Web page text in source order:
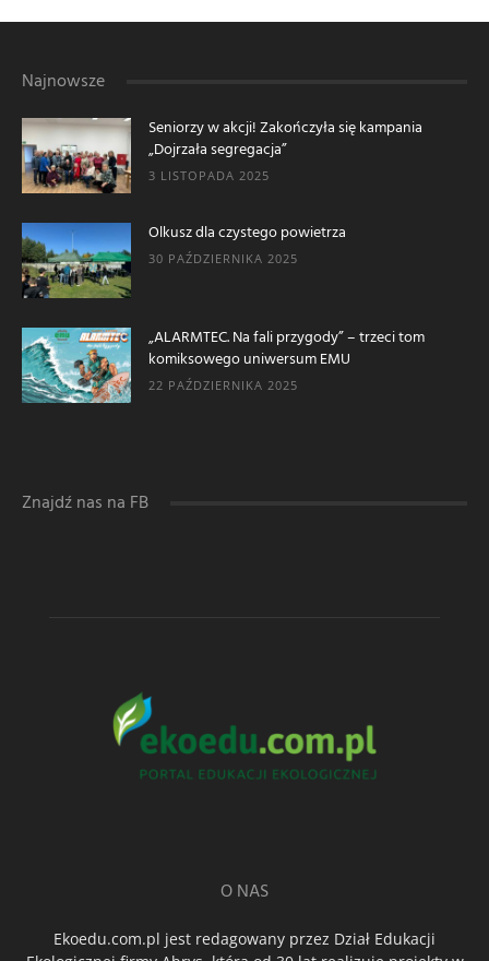
Najnowsze
Seniorzy w akcji! Zakończyła się kampania
„Dojrzała segregacja”
3 LISTOPADA 2025
Olkusz dla czystego powietrza
30 PAŹDZIERNIKA 2025
„ALARMTEC. Na fali przygody” – trzeci tom
komiksowego uniwersum EMU
22 PAŹDZIERNIKA 2025
Znajdź nas na FB
O NAS
Ekoedu.com.pl jest redagowany przez Dział Edukacji